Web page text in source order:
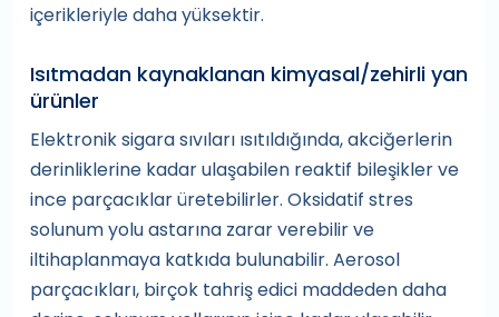
içerikleriyle daha yüksektir.
Isıtmadan kaynaklanan kimyasal/zehirli yan
ürünler
Elektronik sigara sıvıları ısıtıldığında, akciğerlerin
derinliklerine kadar ulaşabilen reaktif bileşikler ve
ince parçacıklar üretebilirler. Oksidatif stres
solunum yolu astarına zarar verebilir ve
iltihaplanmaya katkıda bulunabilir. Aerosol
parçacıkları, birçok tahriş edici maddeden daha